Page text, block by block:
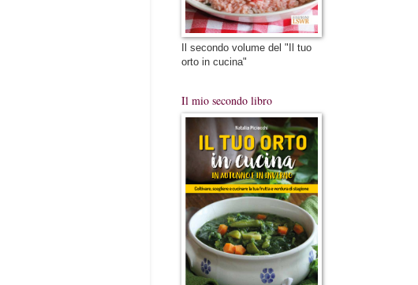
Il secondo volume del "Il tuo
orto in cucina"
Il mio secondo libro